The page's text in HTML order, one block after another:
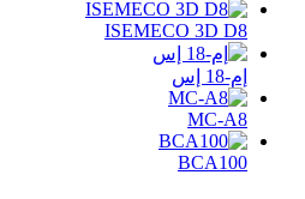
ISEMECO 3D D8
إم-18 إس
MC-A8
BCA100